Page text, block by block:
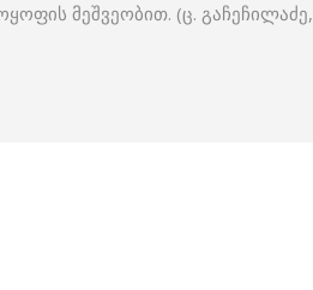
მეშვეობით. (ც. გაჩეჩილაძე,